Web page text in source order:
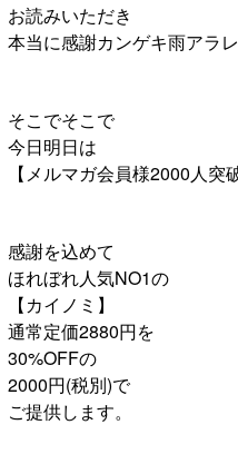
お読みいただき
本当に感謝カンゲキ雨アラレ
そこでそこで
今日明日は
【メルマガ会員様2000人突
感謝を込めて
ほれぼれ人気NO1の
【カイノミ】
通常定価2880円を
30%OFFの
2000円(税別)で
ご提供します。